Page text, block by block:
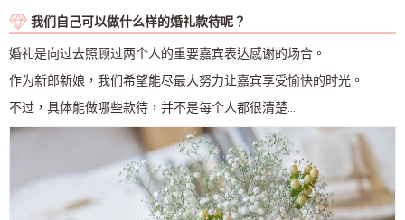
我们自己可以做什么样的婚礼款待呢？
婚礼是向过去照顾过两个人的重要嘉宾表达感谢的场合。
作为新郎新娘，我们希望能尽最大努力让嘉宾享受愉快的时光。
不过，具体能做哪些款待，并不是每个人都很清楚…